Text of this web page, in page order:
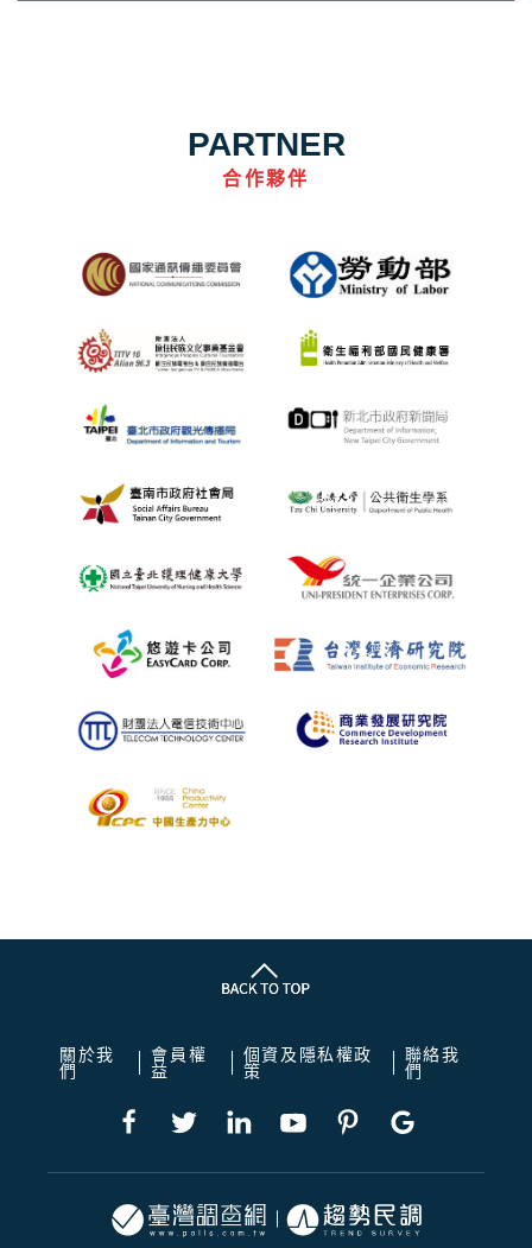
PARTNER
合作夥伴
關於我
們
會員權
益
個資及隱私權政
策
聯絡我
們